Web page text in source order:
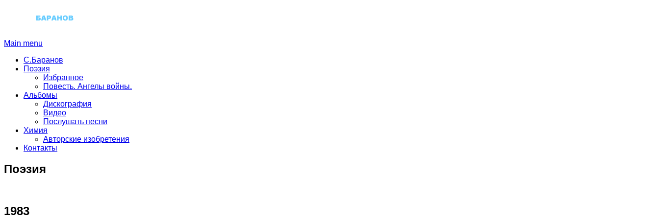
Main menu
С.Баранов
Поэзия
Избранное
Повесть. Ангелы войны.
Альбомы
Дискография
Видео
Послушать песни
Химия
Авторские изобретения
Контакты
Поэзия
1983